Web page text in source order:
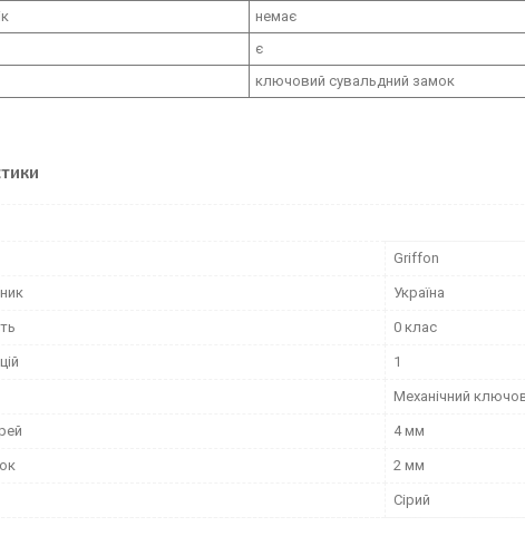
немає
є
ключовий сувальдний замок
Griffon
Україна
0 клас
1
Механічний
4 мм
2 мм
Сірий